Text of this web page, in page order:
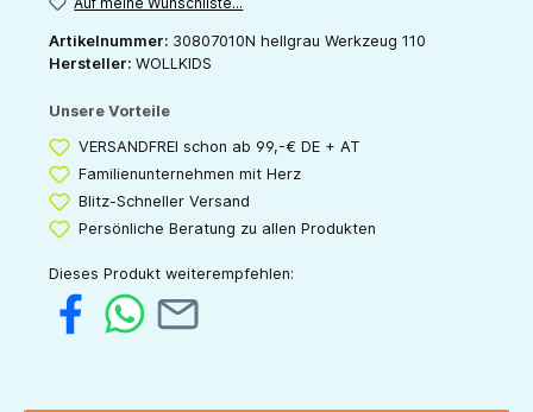
Artikelnummer: 30807010N hellgrau Werkzeug 110
Hersteller: WOLLKIDS
Unsere Vorteile
VERSANDFREI schon ab 99,-€ DE + AT
Familienunternehmen mit Herz
Blitz-Schneller Versand
Persönliche Beratung zu allen Produkten
Dieses Produkt weiterempfehlen: